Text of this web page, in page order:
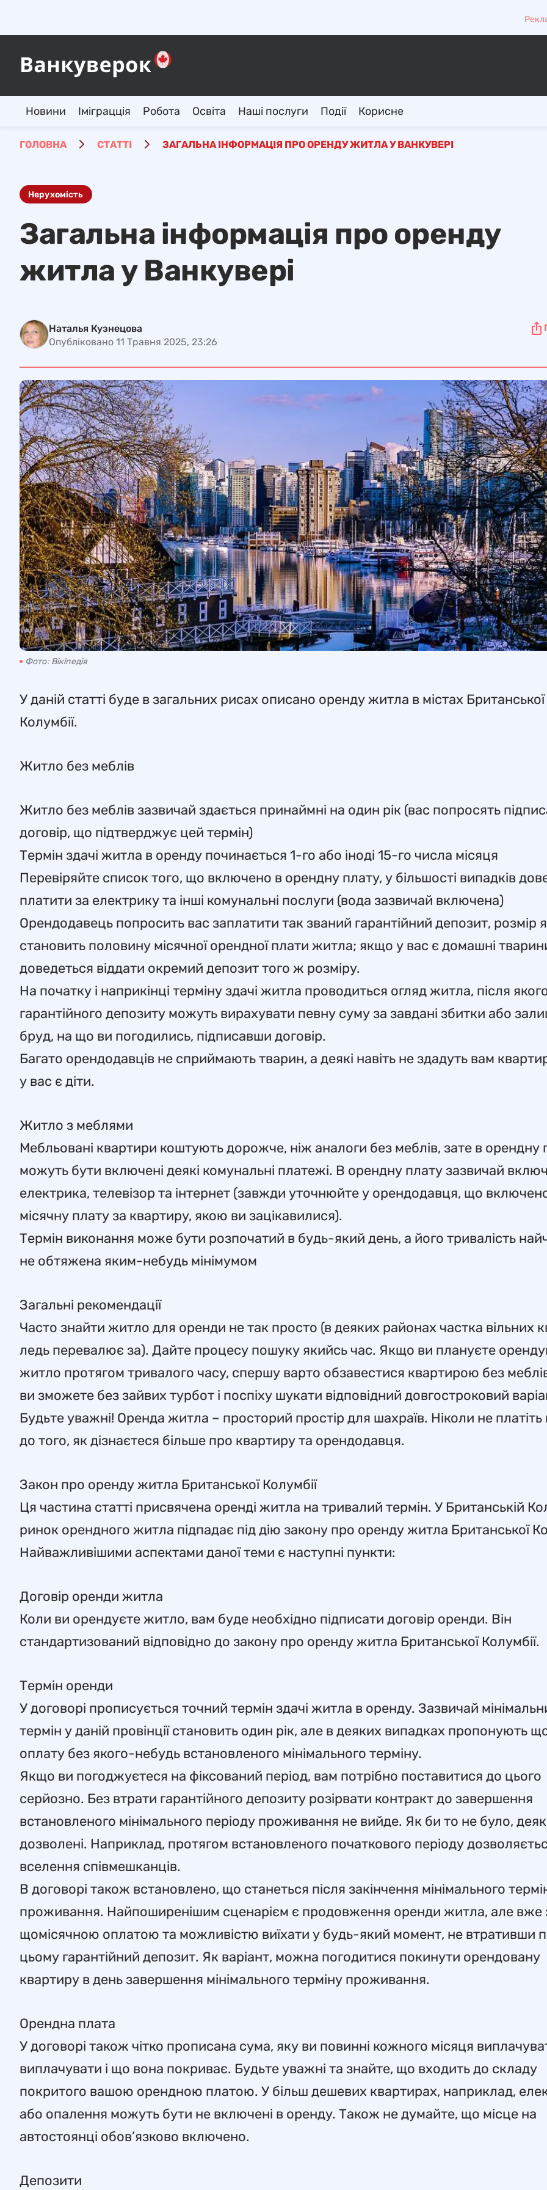
Новини Іміграцція Робота Освіта Наші послуги Події Корисне
ГОЛОВНА СТАТТІ ЗАГАЛЬНА ІНФОРМАЦІЯ ПРО ОРЕНДУ ЖИТЛА У ВАНКУВЕРІ
Нерухомість
Загальна інформація про оренду
житла у Ванкувері
Наталья Кузнецова
Опубліковано 11 Травня 2025, 23:26
Фото: Вікіпедія
У даній статті буде в загальних рисах описано оренду житла в містах Британської
Колумбії.
Житло без меблів
Житло без меблів зазвичай здається принаймні на один рік (вас попросять
договір, що підтверджує цей термін)
Термін здачі житла в оренду починається 1-го або іноді 15-го числа місяця
Перевіряйте список того, що включено в орендну плату, у більшості випадків
платити за електрику та інші комунальні послуги (вода зазвичай включена)
Орендодавець попросить вас заплатити так званий гарантійний депозит, розмір
становить половину місячної орендної плати житла; якщо у вас є домашні
доведеться віддати окремий депозит того ж розміру.
На початку і наприкінці терміну здачі житла проводиться огляд житла, після
гарантійного депозиту можуть вирахувати певну суму за завдані збитки або
бруд, на що ви погодились, підписавши договір.
Багато орендодавців не сприймають тварин, а деякі навіть не здадуть вам
у вас є діти.
Житло з меблями
Мебльовані квартири коштують дорожче, ніж аналоги без меблів, зате в орендну
можуть бути включені деякі комунальні платежі. В орендну плату зазвичай
електрика, телевізор та інтернет (завжди уточнюйте у орендодавця, що
місячну плату за квартиру, якою ви зацікавилися).
Термін виконання може бути розпочатий в будь-який день, а його тривалість
не обтяжена яким-небудь мінімумом
Загальні рекомендації
Часто знайти житло для оренди не так просто (в деяких районах частка вільних
ледь перевалює за). Дайте процесу пошуку якийсь час. Якщо ви плануєте
житло протягом тривалого часу, спершу варто обзавестися квартирою без
ви зможете без зайвих турбот і поспіху шукати відповідний довгостроковий
Будьте уважні! Оренда житла – просторий простір для шахраїв. Ніколи не
до того, як дізнаєтеся більше про квартиру та орендодавця.
Закон про оренду житла Британської Колумбії
Ця частина статті присвячена оренді житла на тривалий термін. У Британській
ринок орендного житла підпадає під дію закону про оренду житла Британської
Найважливішими аспектами даної теми є наступні пункти:
Договір оренди житла
Коли ви орендуєте житло, вам буде необхідно підписати договір оренди. Він
стандартизований відповідно до закону про оренду житла Британської Колумбії.
Термін оренди
У договорі прописується точний термін здачі житла в оренду. Зазвичай
термін у даній провінції становить один рік, але в деяких випадках пропонують
оплату без якого-небудь встановленого мінімального терміну.
Якщо ви погоджуєтеся на фіксований період, вам потрібно поставитися до цього
серйозно. Без втрати гарантійного депозиту розірвати контракт до завершення
встановленого мінімального періоду проживання не вийде. Як би то не було,
дозволені. Наприклад, протягом встановленого початкового періоду
вселення співмешканців.
В договорі також встановлено, що станеться після закінчення мінімального
проживання. Найпоширенішим сценарієм є продовження оренди житла, але вже
щомісячною оплатою та можливістю виїхати у будь-який момент, не втративши
цьому гарантійний депозит. Як варіант, можна погодитися покинути орендовану
квартиру в день завершення мінімального терміну проживання.
Орендна плата
У договорі також чітко прописана сума, яку ви повинні кожного місяця
виплачувати і що вона покриває. Будьте уважні та знайте, що входить до складу
покритого вашою орендною платою. У більш дешевих квартирах, наприклад,
або опалення можуть бути не включені в оренду. Також не думайте, що місце на
автостоянці обов’язково включено.
Депозити